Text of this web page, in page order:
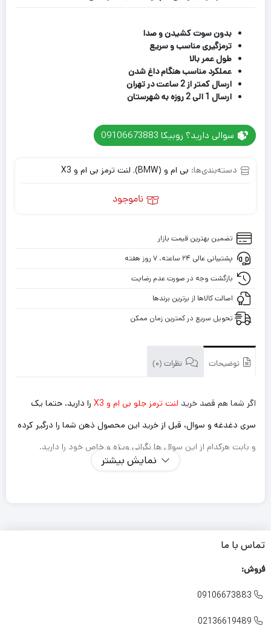
بدون سوت کشیدن و صدا
ترمزگیری مناسب و سریع
طول عمر بالا
عملکرد مناسب هنگام داغ شدن
ارسال کمتر از 2 ساعت در تهران
ارسال 1 الی 2 روزه به شهرستان
سوالی دارید؟ روبیکا 09106673883
دسته‌بندی‌ها: بی ام و (BMW) , لنت ترمز بی ام و X3
ناموجود
تضمین بهترین قیمت بازار
پشتیبانی عالی ۲۴ ساعته، ۷ روز هفته
بازگشت وجه در صورت عدم رضایت
اصالت کالاها از برترین برندها
تحویل سریع در کمترین زمان ممکن
توضیحات نظرات (0)
اگر شما هم قصد خرید لنت ترمز جلو بی ام و X3
را دارید. حتما یک
سری دغدغه و سوال، قبل از خرید این محصول ذهن شما را درگیر کرده
و بابت هرکدام از این سوال ها نگرانی ویژه و خاص خود را دارید.
طول عمر کوتاهی نداشته باشد و مجبور باشم بعد از یک مدت
نمایش بیشتر
تماس با ما
فروش:

09106673883

02136619489